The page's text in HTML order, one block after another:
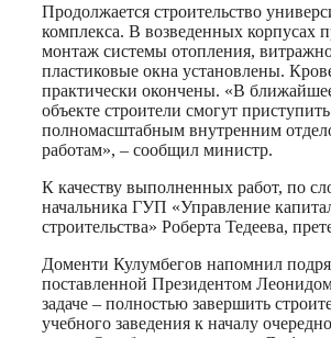
Продолжается строительство
комплекса. В возведенных корпусах
монтаж системы отопления,
пластиковые окна установлены.
практически окончены. «В
объекте строители смогут
полномасштабным внутренним
работам», – сообщил министр.
К качеству выполненных работ, по
начальника ГУП «Управление
строительства» Роберта Тедеева,
Доменти Кулумбегов напомнил
поставленной Президентом
задаче – полностью завершить
учебного заведения к началу